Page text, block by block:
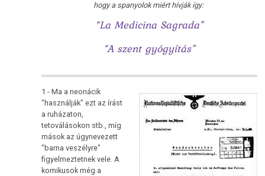
hogy a spanyolok miért hívják így:
“La Medicina Sagrada”
“A szent gyógyítás”
1 - Ma a neonácik
"használják" ezt az írást
a ruházaton,
tetoválásokon stb., míg
mások az úgynevezett
"barna veszélyre"
figyelmeztetnek vele. A
komikusok még a